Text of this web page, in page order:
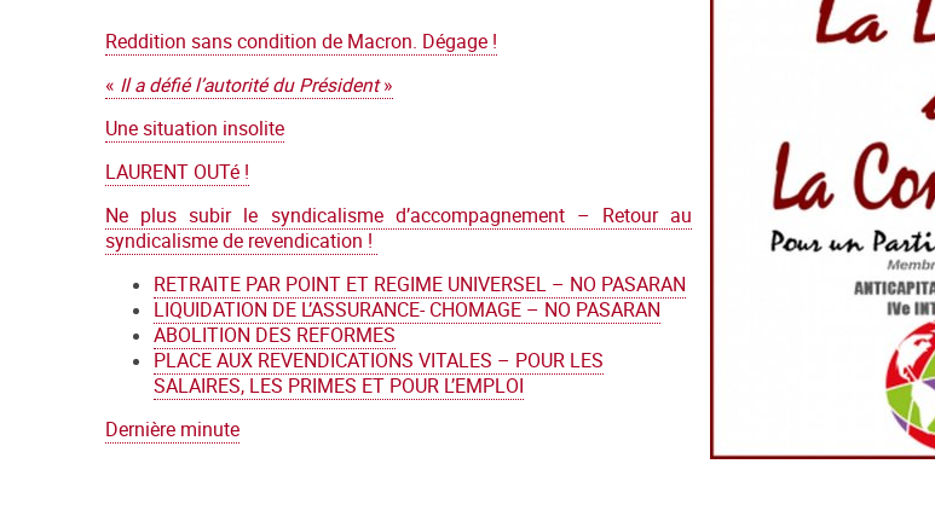
Reddition sans condition de Macron. Dégage !
« Il a défié l’autorité du Président»
Une situation insolite
LAURENT OUTé !
Ne plus subir le syndicalisme d’accompagnement – Retour au
syndicalisme de revendication !
RETRAITE PAR POINT ET REGIME UNIVERSEL – NO PASARAN
LIQUIDATION DE L’ASSURANCE- CHOMAGE – NO PASARAN
ABOLITION DES REFORMES
PLACE AUX REVENDICATIONS VITALES – POUR LES
SALAIRES, LES PRIMES ET POUR L’EMPLOI
Dernière minute